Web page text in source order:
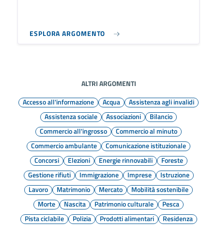
ESPLORA ARGOMENTO
ALTRI ARGOMENTI
Accesso all'informazione
Acqua
Assistenza agli invalidi
Assistenza sociale
Associazioni
Bilancio
Commercio all'ingrosso
Commercio al minuto
Commercio ambulante
Comunicazione istituzionale
Concorsi
Elezioni Energie rinnovabili
Foreste
Gestione rifiuti
Immigrazione Imprese
Istruzione
Lavoro
Matrimonio Mercato
Mobilità sostenibile
Morte
Nascita Patrimonio culturale
Pesca
Pista ciclabile
Polizia Prodotti alimentari
Residenza